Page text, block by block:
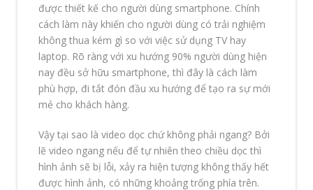
được thiết kế cho người dùng smartphone. Chính
cách làm này khiến cho người dùng có trải nghiệm
không thua kém gì so với việc sử dụng TV hay
laptop. Rõ ràng với xu hướng 90% người dùng hiện
nay đều sở hữu smartphone, thì đây là cách làm
phù hợp, đi tắt đón đầu xu hướng để tạo ra sự mới
mẻ cho khách hàng.
Vậy tại sao là video dọc chứ không phải ngang? Bởi
lẽ video ngang nếu để tự nhiên theo chiều dọc thì
hình ảnh sẽ bị lỗi, xảy ra hiện tượng không thấy hết
được hình ảnh, có những khoảng trống phía trên.